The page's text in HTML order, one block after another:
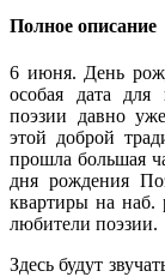
Полное описание
6 июня. День
особая дата
поэзии давно
этой доброй
прошла большая
дня рождения
квартиры на наб.
любители поэзии.
Здесь будут